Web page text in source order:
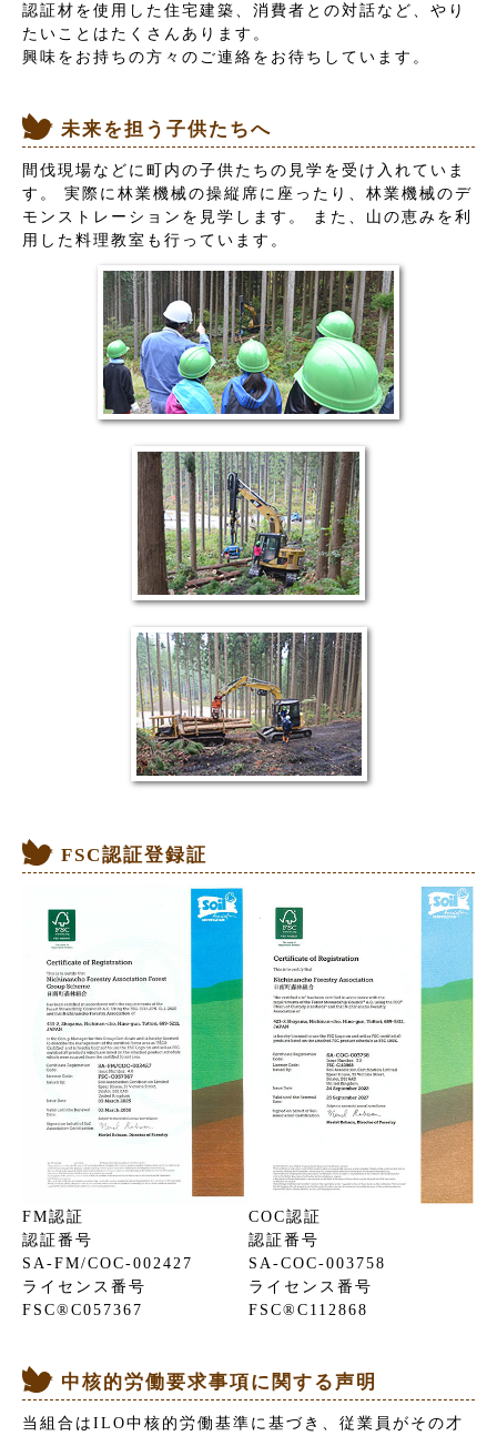
認証材を使用した住宅建築、消費者との対話など、やり
たいことはたくさんあります。
興味をお持ちの方々のご連絡をお待ちしています。
未来を担う子供たちへ
間伐現場などに町内の子供たちの見学を受け入れていま
す。 実際に林業機械の操縦席に座ったり、林業機械のデ
モンストレーションを見学します。 また、山の恵みを利
用した料理教室も行っています。
FSC認証登録証
FM認証
認証番号
SA-FM/COC‐002427
ライセンス番号
FSC®C057367
COC認証
認証番号
SA-COC‐003758
ライセンス番号
FSC®C112868
中核的労働要求事項に関する声明
当組合はILO中核的労働基準に基づき、従業員がその才